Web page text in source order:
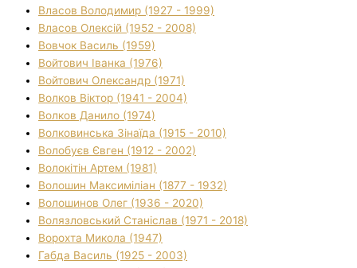
Власов Володимир (1927 - 1999)
Власов Олексій (1952 - 2008)
Вовчок Василь (1959)
Войтович Іванка (1976)
Войтович Олександр (1971)
Волков Віктор (1941 - 2004)
Волков Данило (1974)
Волковинська Зінаїда (1915 - 2010)
Волобуєв Євген (1912 - 2002)
Волокітін Артем (1981)
Волошин Максиміліан (1877 - 1932)
Волошинов Олег (1936 - 2020)
Волязловський Станіслав (1971 - 2018)
Ворохта Микола (1947)
Габда Василь (1925 - 2003)